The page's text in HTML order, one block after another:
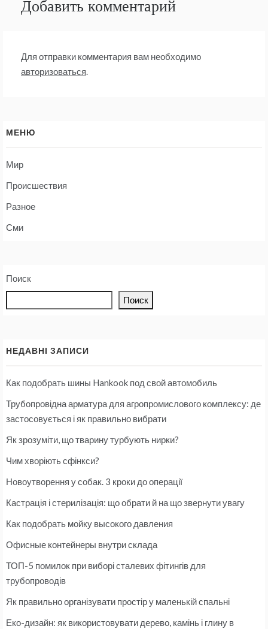
Добавить комментарий
Для отправки комментария вам необходимо
авторизоваться.
МЕНЮ
Мир
Происшествия
Разное
Сми
Поиск
Поиск
НЕДАВНІ ЗАПИСИ
Как подобрать шины Hankook под свой автомобиль
Трубопровідна арматура для агропромислового комплексу: де
застосовується і як правильно вибрати
Як зрозуміти, що тварину турбують нирки?
Чим хворіють сфінкси?
Новоутворення у собак. 3 кроки до операції
Кастрація і стерилізація: що обрати й на що звернути увагу
Как подобрать мойку высокого давления
Офисные контейнеры внутри склада
ТОП-5 помилок при виборі сталевих фітингів для
трубопроводів
Як правильно організувати простір у маленькій спальні
Еко-дизайн: як використовувати дерево, камінь і глину в